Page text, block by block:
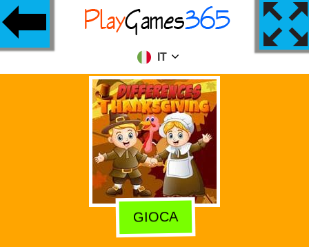
IT
GIOCA